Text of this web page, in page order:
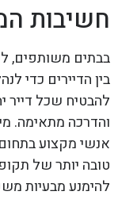
חשיבות
בבתים משותפים,
בין הדיירים כדי
להבטיח שכל דייר
והדרכה מתאימה.
אנשי מקצוע
טובה יותר של
להימנע מבעיות